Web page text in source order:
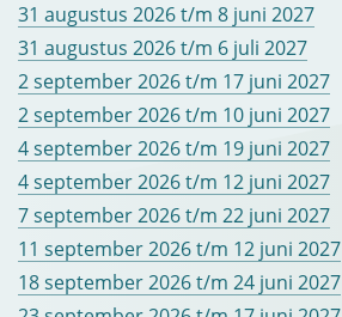
31 augustus 2026 t/m 8 juni 2027
31 augustus 2026 t/m 6 juli 2027
2 september 2026 t/m 17 juni 2027
2 september 2026 t/m 10 juni 2027
4 september 2026 t/m 19 juni 2027
4 september 2026 t/m 12 juni 2027
7 september 2026 t/m 22 juni 2027
11 september 2026 t/m 12 juni 2027
18 september 2026 t/m 24 juni 2027